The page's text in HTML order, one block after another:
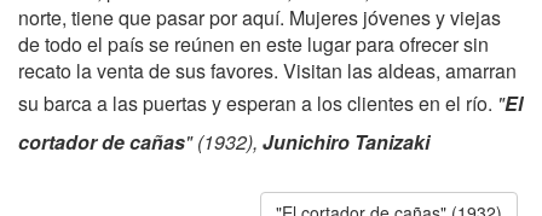
norte, tiene que pasar por aquí. Mujeres jóvenes y viejas
de todo el país se reúnen en este lugar para ofrecer sin
recato la venta de sus favores. Visitan las aldeas, amarran
su barca a las puertas y esperan a los clientes en el río. "El
cortador de cañas" (1932), Junichiro Tanizaki